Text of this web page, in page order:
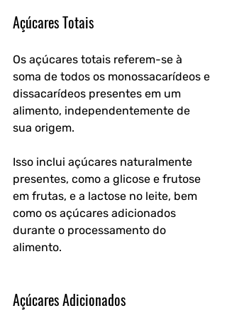
Açúcares Totais
Os açúcares totais referem-se à
soma de todos os monossacarídeos e
dissacarídeos presentes em um
alimento, independentemente de
sua origem.
Isso inclui açúcares naturalmente
presentes, como a glicose e frutose
em frutas, e a lactose no leite, bem
como os açúcares adicionados
durante o processamento do
alimento.
Açúcares Adicionados